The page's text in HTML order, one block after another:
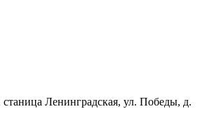
Ленинградская, ул. Победы, д.